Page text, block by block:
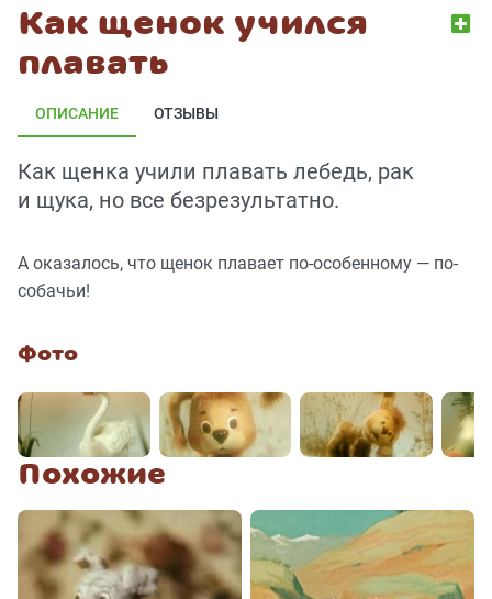
Как щенок учился
плавать
ОПИСАНИЕ ОТЗЫВЫ
Как щенка учили плавать лебедь, рак
и щука, но все безрезультатно.
А оказалось, что щенок плавает по-особенному — по-
собачьи!
Фото
Похожие